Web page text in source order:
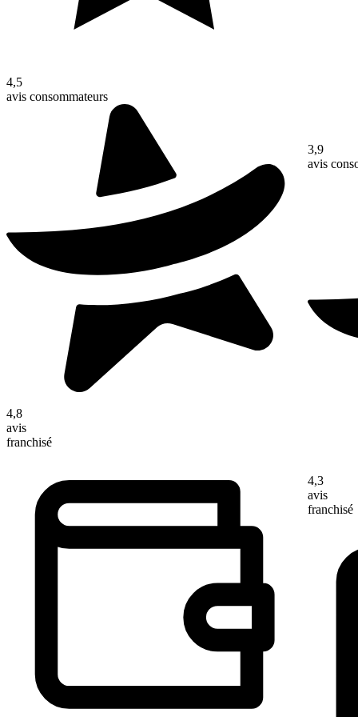
4,5
avis consommateurs
4,8
avis
franchisé
3,9
avis
4,3
avis
franchisé